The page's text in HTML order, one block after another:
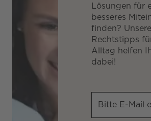
Lösungen für
besseres
finden? Unsere
Rechtstipps
Alltag helfen
dabei!